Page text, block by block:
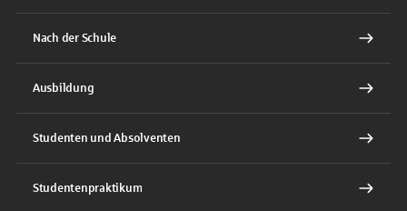
Nach der Schule
Ausbildung
Studenten und Absolventen
Studentenpraktikum